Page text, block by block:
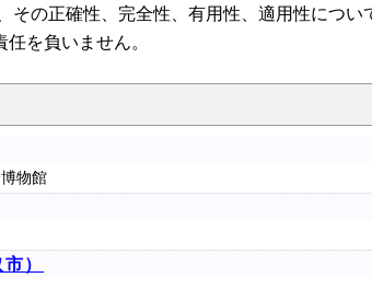
その正確性、完全性、有用性、適用性につ
を負いません。
物館
）